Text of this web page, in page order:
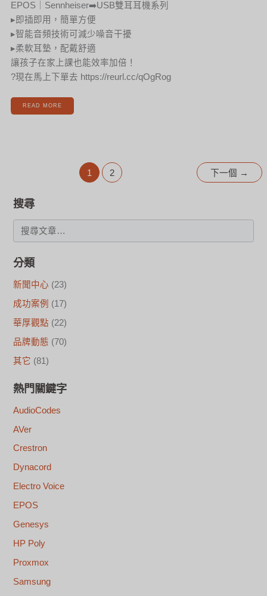
EPOS｜Sennheiser➡️USB雙耳耳機系列
▸即插即用，簡單方便
▸智能音頻技術可減少噪音干擾
▸柔軟耳墊，配戴舒適
讓孩子在家上課也能效率加倍！
?現在馬上下單去 https://reurl.cc/qOgRog
READ MORE
1 2 下一個 →
搜尋
分類
新聞中心 (23)
成功案例 (17)
華厚觀點 (22)
品牌動態 (70)
其它 (81)
熱門關鍵字
AudioCodes
AVer
Crestron
Dynacord
Electro Voice
EPOS
Genesys
HP Poly
Proxmox
Samsung